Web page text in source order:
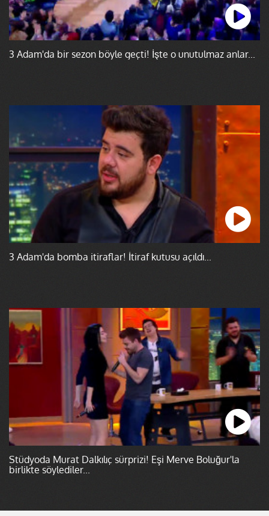
3 Adam'da bir sezon böyle geçti! İşte o unutulmaz anlar...
3 Adam'da bomba itiraflar! İtiraf kutusu açıldı...
Stüdyoda Murat Dalkılıç sürprizi! Eşi Merve Boluğur'la
birlikte söylediler...